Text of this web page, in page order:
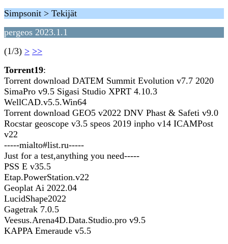
Simpsonit > Tekijät
pergeos 2023.1.1
(1/3) > >>
Torrent19:
Torrent download DATEM Summit Evolution v7.7 2020
SimaPro v9.5 Sigasi Studio XPRT 4.10.3
WellCAD.v5.5.Win64
Torrent download GEO5 v2022 DNV Phast & Safeti v9.0
Rocstar geoscope v3.5 speos 2019 inpho v14 ICAMPost
v22
-----mialto#list.ru-----
Just for a test,anything you need-----
PSS E v35.5
Etap.PowerStation.v22
Geoplat Ai 2022.04
LucidShape2022
Gagetrak 7.0.5
Veesus.Arena4D.Data.Studio.pro v9.5
KAPPA Emeraude v5.5